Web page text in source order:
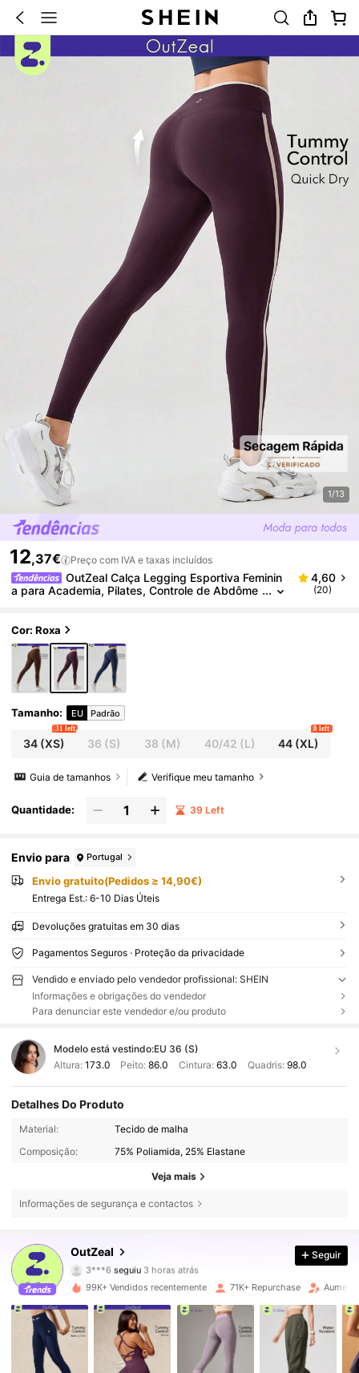
1/13
12,37€ Preço com IVA e taxas incluídos
OutZeal Calça Legging Esportiva Feminin
a para Academia, Pilates, Controle de Abdôme
4,60
(20)
Cor: Roxa
Tamanho: EU Padrão
34(XS)
31 left
36 (S) 38 (M) 40/42 (L) 44 (XL)
8 left
Verifique meu tamanho
Guia de tamanhos
Quantidade: 39 Left
Envio para Portugal
Envio gratuito(Pedidos ≥ 14,90€)
Entrega Est.: 6-10 Dias Úteis
Devoluções gratuitas em 30 dias
Pagamentos Seguros · Proteção da privacidade
Vendido e enviado pelo vendedor profissional: SHEIN
Informações e obrigações do vendedor
Para denunciar este vendedor e/ou produto
Modelo está vestindo:EU 36 (S)
Altura: 173.0 Peito:86.0 Cintura: 63.0 Quadris: 98.0
Detalhes Do Produto
Material:
Tecido de malha
Composição:
75% Poliamida, 25% Elastane
Veja mais
Informações de segurança e contactos
OutZeal
4,76
3***6 seguiu 3 horas atrás
172K Seguidores
172K Seguidores
Seguir
99K+ Vendidos recentemente 71K+ Repurchase